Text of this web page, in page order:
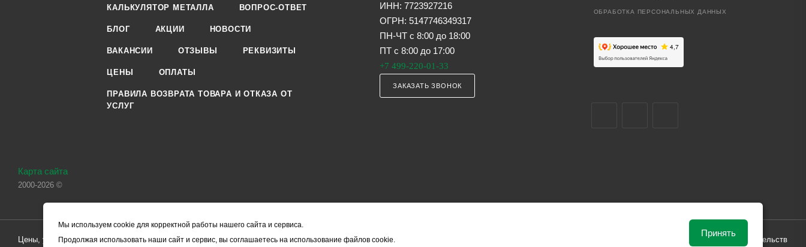
КАЛЬКУЛЯТОР МЕТАЛЛА ВОПРОС-ОТВЕТ
БЛОГ АКЦИИ НОВОСТИ
ВАКАНСИИ ОТЗЫВЫ РЕКВИЗИТЫ
ЦЕНЫ ОПЛАТЫ
ПРАВИЛА ВОЗВРАТА ТОВАРА И ОТКАЗА ОТ
УСЛУГ
ИНН: 7723927216
ОГРН: 5147746349317
ПН-ЧТ с 8:00 до 18:00
ПТ с 8:00 до 17:00
+7 499-220-01-33
ЗАКАЗАТЬ ЗВОНОК
ОБРАБОТКА ПЕРСОНАЛЬНЫХ ДАННЫХ
Карта сайта
2000-2026 ©
Цены, указанные на сайте, носят справочный характер и не являются офертой (в соответствии со ст. 435 ГК РФ). Они могут изменяться в зависимости от рыночной ситуации и не влекут за собой обязательств
Мы используем cookie для корректной работы нашего сайта и сервиса.
Продолжая использовать наши сайт и сервис, вы соглашаетесь на использование файлов cookie.
Принять